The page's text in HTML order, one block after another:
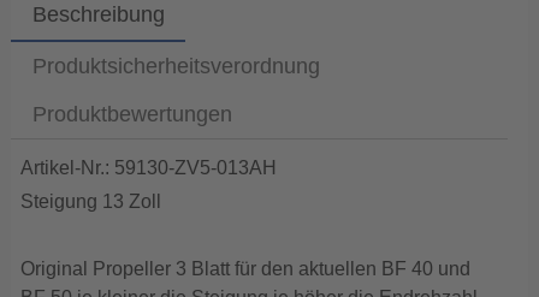
Beschreibung
Produktsicherheitsverordnung
Produktbewertungen
Artikel-Nr.: 59130-ZV5-013AH
Steigung 13 Zoll
Original Propeller 3 Blatt für den aktuellen BF 40 und